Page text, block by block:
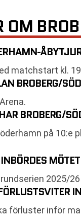
OM
matchstart kl.
BROBERG/
BROBERG/
på 10:e
2025/
förluster inför